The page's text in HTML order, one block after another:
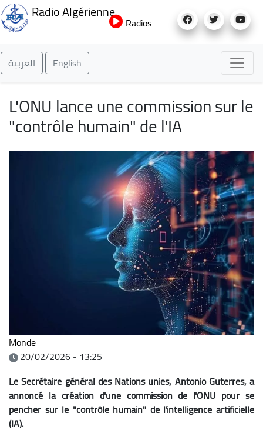
au
Radio Algérienne
Radios
العربية English
L'ONU lance une commission sur le
"contrôle humain" de l'IA
Monde
20/02/2026 - 13:25
Le Secrétaire général des Nations unies, Antonio Guterres, a
annoncé la création d'une commission de l'ONU pour se
pencher sur le "contrôle humain" de l'intelligence artificielle
(IA).